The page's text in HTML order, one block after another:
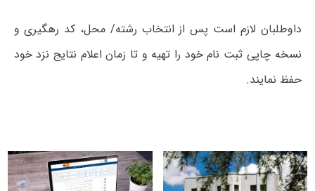
داوطلبان لازم است پس از انتخاب رشته/ محل، کد رهگیری و
نسخه چاپی ثبت نام خود را تهیه و تا زمان اعلام نتایج نزد خود
حفظ نمایند.